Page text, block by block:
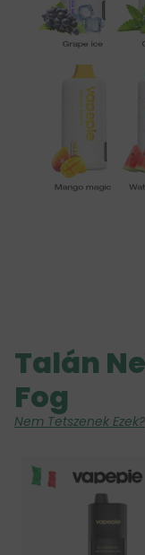
Talán
Fog
Nem Tetszenek Ezek?